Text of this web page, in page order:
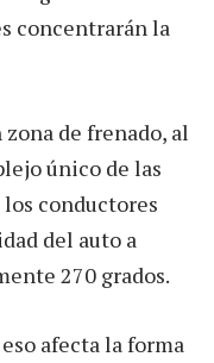
concentrarán la
de frenado, al
único de las
conductores
del auto a
270 grados.
afecta la forma